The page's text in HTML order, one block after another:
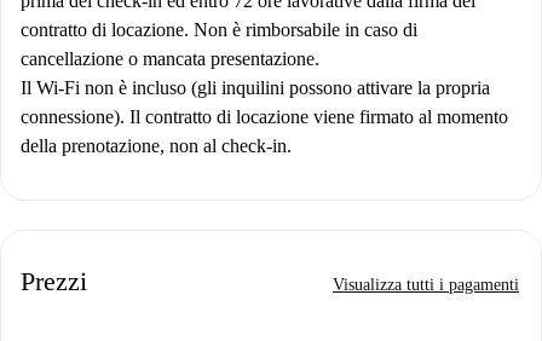
contratto di locazione. Non è rimborsabile in caso di
cancellazione o mancata presentazione.
Il Wi-Fi non è incluso (gli inquilini possono attivare la propria
connessione). Il contratto di locazione viene firmato al momento
della prenotazione, non al check-in.
Prezzi Visualizza tutti i pagamenti